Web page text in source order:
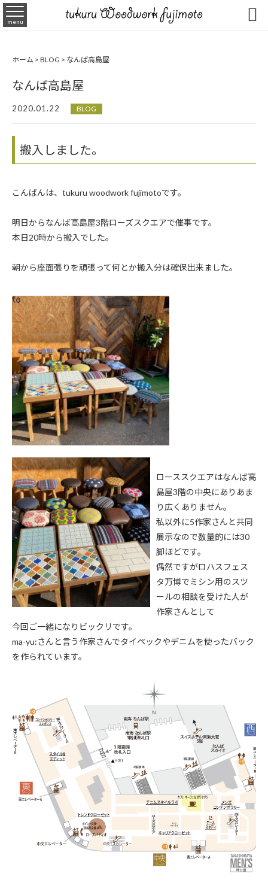
menu 
ホーム > BLOG > なんば高島屋
なんば高島屋
2020.01.22 BLOG
搬入しました。
こんばんは、tukuru woodwork fujimotoです。
明日からなんば高島屋3階ローズスクエアで催事です。
本日20時から搬入でした。
朝から座面張りを頑張って何とか搬入分は確保出来ました。
ローススクエアはなんば高
島屋3階の中央にありあま
り広くありません。
私以外に5作家さんと共同
展示なので数量的には30
脚ほどです。
偶然ですがロハスフェス
タ万博でミシン用のスツ
ールの相談を受けた人が
作家さんとして
今回ご一緒になりビックリです。
ma-yu:さんと言う作家さんでタイペックやデニムを使ったバック
を作られています。